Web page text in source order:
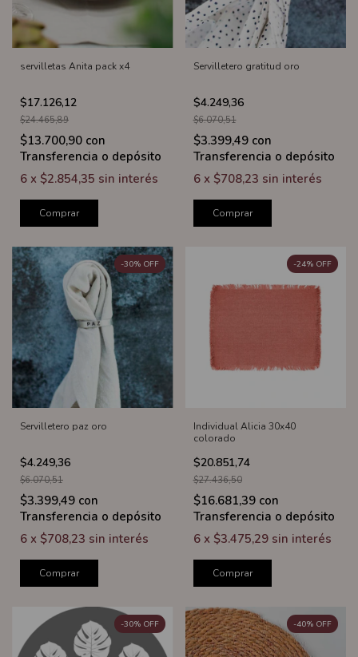
servilletas Anita pack x4
$17.126,12
$24.465,89
$13.700,90 con
Transferencia o depósito
6 x $2.854,35 sin interés
Comprar
Servilletero gratitud oro
$4.249,36
$6.070,51
$3.399,49 con
Transferencia o depósito
6 x $708,23 sin interés
Comprar
Servilletero paz oro
$4.249,36
-30% OFF
$6.070,51
$3.399,49 con
Transferencia o depósito
6 x $708,23 sin interés
Comprar
Individual Alicia 30x40
colorado
$20.851,74
-24% OFF
$27.436,50
$16.681,39 con
Transferencia o depósito
6 x $3.475,29 sin interés
Comprar
-30% OFF -40% OFF